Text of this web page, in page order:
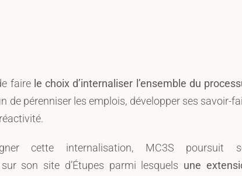
faire le choix d’internaliser l’ensemble du
de pérenniser les emplois, développer ses savoir-
cette internalisation, MC3S poursuit
son site d’Étupes parmi lesquels une